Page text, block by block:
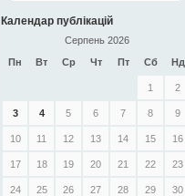
Календар публікацій
Серпень 2026
Пн
Вт Ср Чт Пт Сб Нд
1 2
3 4 5 6 7 8 9
10 11 12 13 14 15 16
17 18 19 20 21 22 23
24 25 26 27 28 29 30